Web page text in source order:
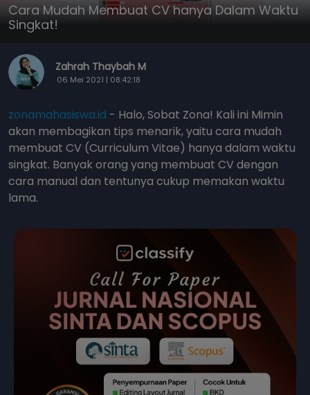
Cara Mudah Membuat CV hanya Dalam Waktu
Singkat!
Zahrah Thaybah M
06 Mei 2021 | 08:42:18
zonamahasiswa.id - Halo, Sobat Zona! Kali ini Mimin
akan membagikan tips menarik, yaitu cara mudah
membuat CV (Curriculum Vitae) hanya dalam waktu
singkat. Banyak orang yang membuat CV dengan
cara manual dan tentunya cukup memakan waktu
lama.